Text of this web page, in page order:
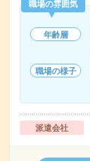
職場の雰囲気
年齢層
職場の様子
派遣会社